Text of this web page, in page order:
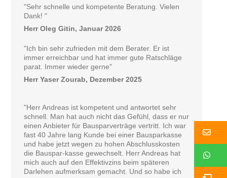
"Sehr schnelle und kompetente Beratung. Vielen
Dank! "
Herr Oleg Gitin, Januar 2026
"Ich bin sehr zufrieden mit dem Berater. Er ist
immer erreichbar und hat immer gute Ratschläge
parat. Immer wieder gerne"
Herr Yaser Zourab, Dezember 2025
"Herr Andreas ist kompetent und antwortet sehr
schnell. Man hat auch nicht das Gefühl, dass er nur
einen Anbieter für Bausparverträge vertritt. Ich war
fast 40 Jahre lang Kunde bei einer Bausparkasse
und habe jetzt wegen zu hohen Abschlusskosten
die Bauspar-kasse gewechselt. Herr Andreas hat
mich auch auf den Effektivzins beim späteren
Darlehen aufmerksam gemacht. Und so habe ich